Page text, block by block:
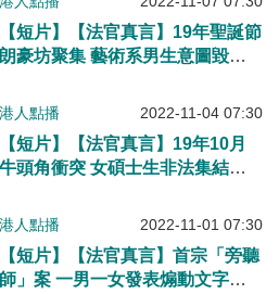
【短片】【法官真言】19年聖誕節
朗豪坊聚集 藝術系男生意圖毀財
破謊言
港人點播 2022-11-04 07:30
【短片】【法官真言】19年10月
牛頭角衝突 女碩士生非法集結罪
脫離現實!
港人點播 2022-11-01 07:30
【短片】【法官真言】首宗「旁聽
師」案 一男一女發表煽動文字罪